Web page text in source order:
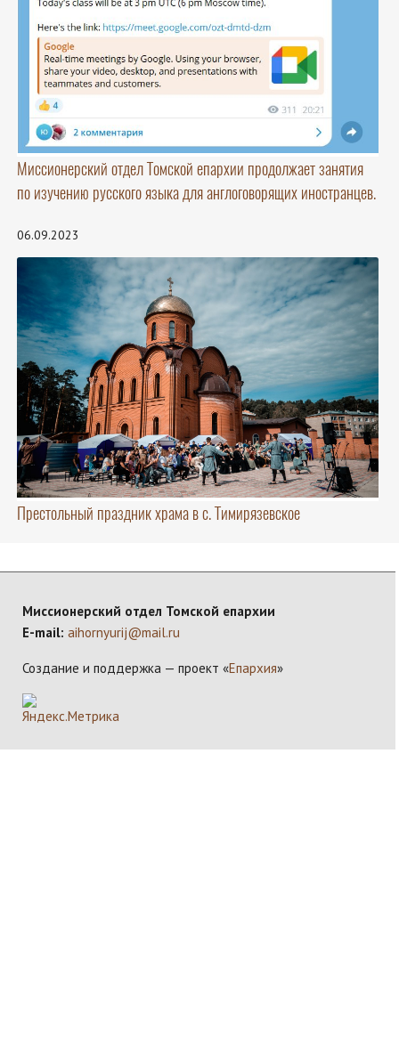
Миссионерский отдел Томской епархии продолжает занятия
по изучению русского языка для англоговорящих иностранцев.
06.09.2023
Престольный праздник храма в с. Тимирязевское
Миссионерский отдел Томской епархии
E-mail: aihornyurij@mail.ru
Создание и поддержка — проект «Епархия»